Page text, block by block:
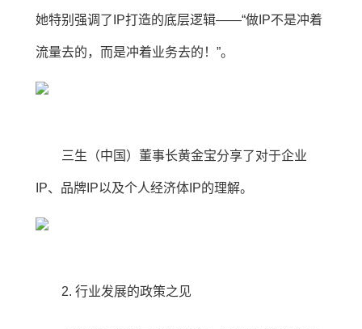
她特别强调了IP打造的底层逻辑——“做IP不是冲着
流量去的，而是冲着业务去的！”。
三生（中国）董事长黄金宝分享了对于企业
IP、品牌IP以及个人经济体IP的理解。
2. 行业发展的政策之见